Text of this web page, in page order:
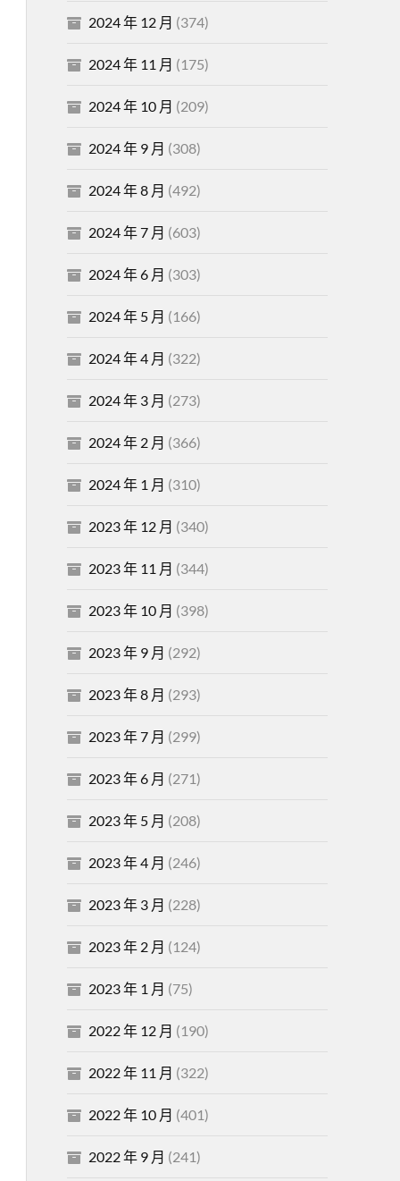
2024 年 12 月 (374)
2024 年 11 月 (175)
2024 年 10 月 (209)
2024 年 9 月 (308)
2024 年 8 月 (492)
2024 年 7 月 (603)
2024 年 6 月 (303)
2024 年 5 月 (166)
2024 年 4 月 (322)
2024 年 3 月 (273)
2024 年 2 月 (366)
2024 年 1 月 (310)
2023 年 12 月 (340)
2023 年 11 月 (344)
2023 年 10 月 (398)
2023 年 9 月 (292)
2023 年 8 月 (293)
2023 年 7 月 (299)
2023 年 6 月 (271)
2023 年 5 月 (208)
2023 年 4 月 (246)
2023 年 3 月 (228)
2023 年 2 月 (124)
2023 年 1 月 (75)
2022 年 12 月 (190)
2022 年 11 月 (322)
2022 年 10 月 (401)
2022 年 9 月 (241)